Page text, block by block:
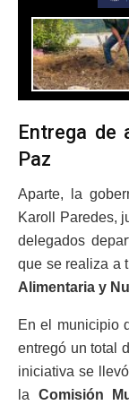
Entrega de
Paz
Aparte, la
Karoll Paredes,
delegados
que se realiza a
Alimentaria y
En el municipio
entregó un total
iniciativa se
la Comisión